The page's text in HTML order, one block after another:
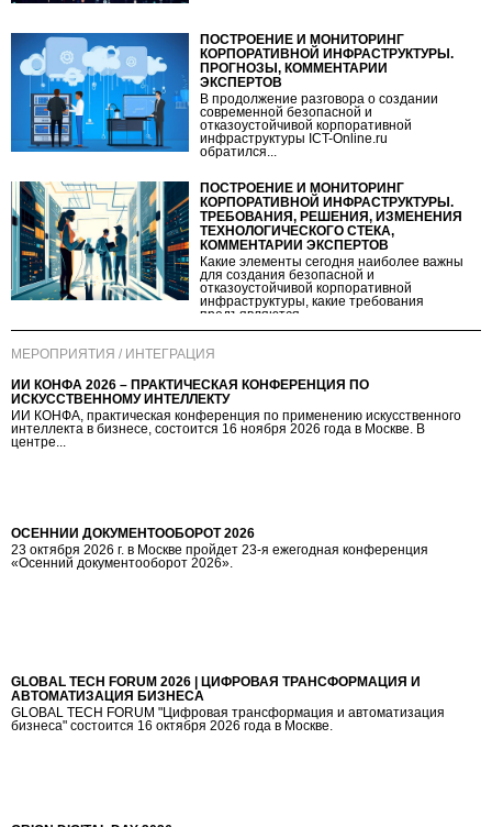
ПОСТРОЕНИЕ И МОНИТОРИНГ
КОРПОРАТИВНОЙ ИНФРАСТРУКТУРЫ.
ПРОГНОЗЫ, КОММЕНТАРИИ
ЭКСПЕРТОВ
В продолжение разговора о создании
современной безопасной и
отказоустойчивой корпоративной
инфраструктуры ICT-Online.ru
обратился...
ПОСТРОЕНИЕ И МОНИТОРИНГ
КОРПОРАТИВНОЙ ИНФРАСТРУКТУРЫ.
ТРЕБОВАНИЯ, РЕШЕНИЯ, ИЗМЕНЕНИЯ
ТЕХНОЛОГИЧЕСКОГО СТЕКА,
КОММЕНТАРИИ ЭКСПЕРТОВ
Какие элементы сегодня наиболее важны
для создания безопасной и
отказоустойчивой корпоративной
инфраструктуры, какие требования
предъявляются...
МЕРОПРИЯТИЯ / ИНТЕГРАЦИЯ
ИИ КОНФА 2026 – ПРАКТИЧЕСКАЯ КОНФЕРЕНЦИЯ ПО
ИСКУССТВЕННОМУ ИНТЕЛЛЕКТУ
ИИ КОНФА, практическая конференция по применению искусственного
интеллекта в бизнесе, состоится 16 ноября 2026 года в Москве. В
центре...
ОСЕННИЙ ДОКУМЕНТООБОРОТ 2026
23 октября 2026 г. в Москве пройдет 23-я ежегодная конференция
«Осенний документооборот 2026».
GLOBAL TECH FORUM 2026 | ЦИФРОВАЯ ТРАНСФОРМАЦИЯ И
АВТОМАТИЗАЦИЯ БИЗНЕСА
GLOBAL TECH FORUM "Цифровая трансформация и автоматизация
бизнеса" состоится 16 октября 2026 года в Москве.